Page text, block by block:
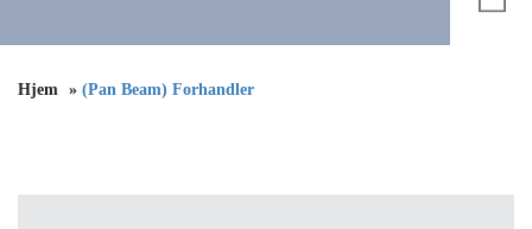
Hjem » (Pan Beam) Forhandler